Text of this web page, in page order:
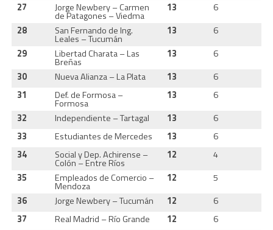
27
Jorge Newbery – Carmen
de Patagones – Viedma
13 6
28
San Fernando de Ing.
Leales – Tucumán
13 6
29
Libertad Charata – Las
Breñas
13 6
30
Nueva Alianza – La Plata 13 6
31
Def. de Formosa –
Formosa
13 6
32
Independiente – Tartagal 13 6
33
Estudiantes de Mercedes 13 6
34
Social y Dep. Achirense –
Colón – Entre Ríos
12 4
35
Empleados de Comercio –
Mendoza
12 5
36
Jorge Newbery – Tucumán 12 6
37
Real Madrid – Río Grande 12 6